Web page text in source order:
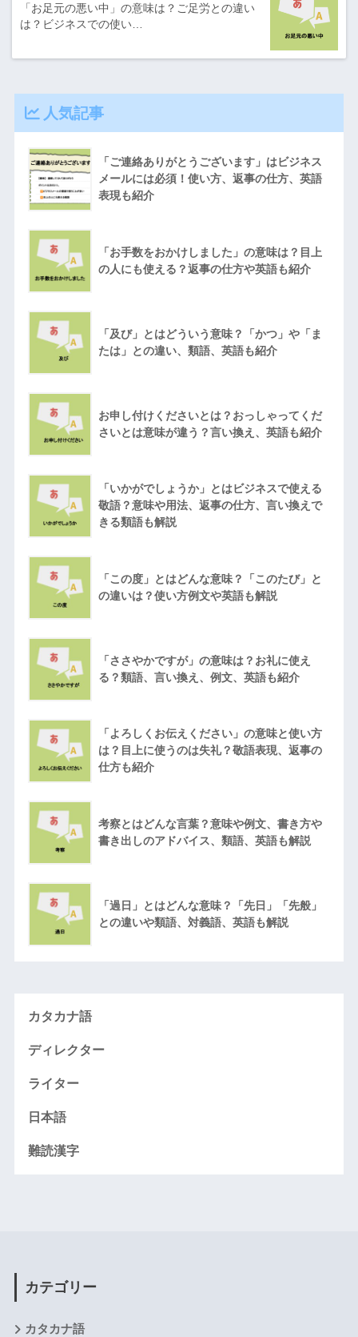
「お足元の悪い中」の意味は？ご足労との違い
は？ビジネスでの使い…
人気記事
「ご連絡ありがとうございます」はビジネス
メールには必須！使い方、返事の仕方、英語
表現も紹介
「お手数をおかけしました」の意味は？目上
の人にも使える？返事の仕方や英語も紹介
「及び」とはどういう意味？「かつ」や「ま
たは」との違い、類語、英語も紹介
お申し付けくださいとは？おっしゃってくだ
さいとは意味が違う？言い換え、英語も紹介
「いかがでしょうか」とはビジネスで使える
敬語？意味や用法、返事の仕方、言い換えで
きる類語も解説
「この度」とはどんな意味？「このたび」と
の違いは？使い方例文や英語も解説
「ささやかですが」の意味は？お礼に使え
る？類語、言い換え、例文、英語も紹介
「よろしくお伝えください」の意味と使い方
は？目上に使うのは失礼？敬語表現、返事の
仕方も紹介
考察とはどんな言葉？意味や例文、書き方や
書き出しのアドバイス、類語、英語も解説
「過日」とはどんな意味？「先日」「先般」
との違いや類語、対義語、英語も解説
カタカナ語
ディレクター
ライター
日本語
難読漢字
カテゴリー
カタカナ語